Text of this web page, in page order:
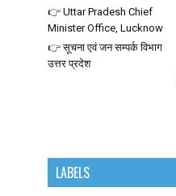
👉 Uttar Pradesh Chief
Minister Office, Lucknow
👉 सूचना एवं जन सम्पर्क विभाग
उत्तर प्रदेश
LABELS